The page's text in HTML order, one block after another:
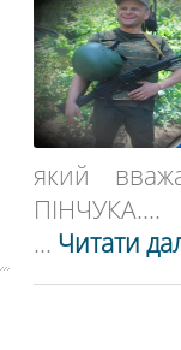
який
ПІНЧУКА....
... Читати